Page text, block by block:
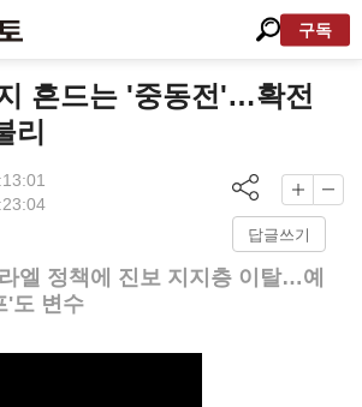
구독
흔드는 '중동전'…확전
리
답글쓰기
엘 정책에 진보 지지층 이탈…예
'도 변수